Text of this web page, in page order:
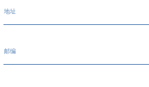
地址
邮编